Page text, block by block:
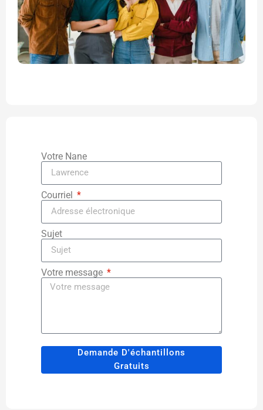
Votre Nane
Courriel
Sujet
Votre message
Demande D'échantillons
Gratuits